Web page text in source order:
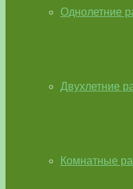
Однолетние
Двухлетние
Комнатные